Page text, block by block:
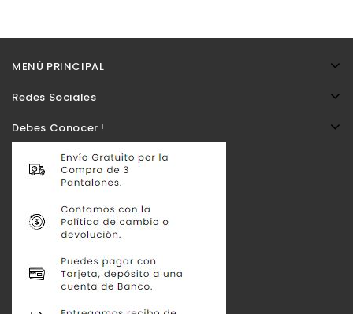
MENÚ PRINCIPAL
Redes Sociales
Debes Conocer !